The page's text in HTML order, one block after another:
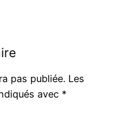
pas publiée. Les
avec *